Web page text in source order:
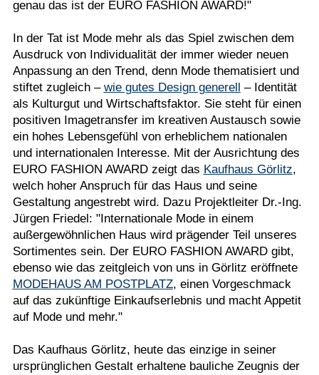
genau das ist der EURO FASHION AWARD!"
In der Tat ist Mode mehr als das Spiel zwischen dem
Ausdruck von Individualität der immer wieder neuen
Anpassung an den Trend, denn Mode thematisiert und
stiftet zugleich – wie gutes Design generell – Identität
als Kulturgut und Wirtschaftsfaktor. Sie steht für einen
positiven Imagetransfer im kreativen Austausch sowie
ein hohes Lebensgefühl von erheblichem nationalen
und internationalen Interesse. Mit der Ausrichtung des
EURO FASHION AWARD zeigt das Kaufhaus Görlitz,
welch hoher Anspruch für das Haus und seine
Gestaltung angestrebt wird. Dazu Projektleiter Dr.-Ing.
Jürgen Friedel: "Internationale Mode in einem
außergewöhnlichen Haus wird prägender Teil unseres
Sortimentes sein. Der EURO FASHION AWARD gibt,
ebenso wie das zeitgleich von uns in Görlitz eröffnete
MODEHAUS AM POSTPLATZ, einen Vorgeschmack
auf das zukünftige Einkaufserlebnis und macht Appetit
auf Mode und mehr."
Das Kaufhaus Görlitz, heute das einzige in seiner
ursprünglichen Gestalt erhaltene bauliche Zeugnis der